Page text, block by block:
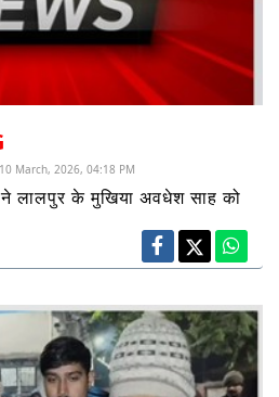
10 March, 2026, 04:18 PM
ने लालपुर के मुखिया अवधेश साह को